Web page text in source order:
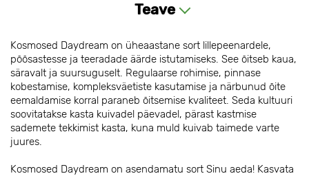
Teave
Kosmosed Daydream on üheaastane sort lillepeenardele,
põõsastesse ja teeradade äärde istutamiseks. See õitseb kaua,
säravalt ja suursuguselt. Regulaarse rohimise, pinnase
kobestamise, kompleksväetiste kasutamise ja närbunud õite
eemaldamise korral paraneb õitsemise kvaliteet. Seda kultuuri
soovitatakse kasta kuivadel päevadel, pärast kastmise
sademete tekkimist kasta, kuna muld kuivab taimede varte
juures.
Kosmosed Daydream on asendamatu sort Sinu aeda! Kasvata